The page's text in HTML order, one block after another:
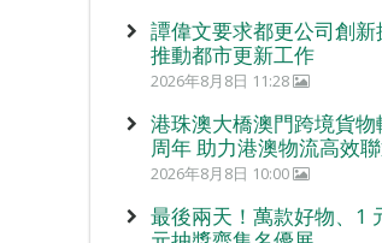
譚偉文要求都更公司創
推動都市更新工作
2026年8月8日 11:28
港珠澳大橋澳門跨境貨
周年 助力港澳物流高效
2026年8月8日 10:00
最後兩天！萬款好物、1